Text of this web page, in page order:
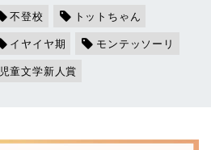
不登校
トットちゃん
イヤイヤ期
モンテッソーリ
児童文学新人賞